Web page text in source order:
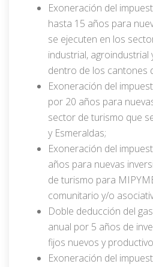
Exoneración del
hasta 15 años para
se ejecuten en los
industrial, agroindustrial
dentro de los cantones
Exoneración del
por 20 años para
sector de turismo que
y Esmeraldas;
Exoneración del
años para nuevas
de turismo para
comunitario y/o
Doble deducción del
anual por 5 años de
fijos nuevos y
Exoneración del